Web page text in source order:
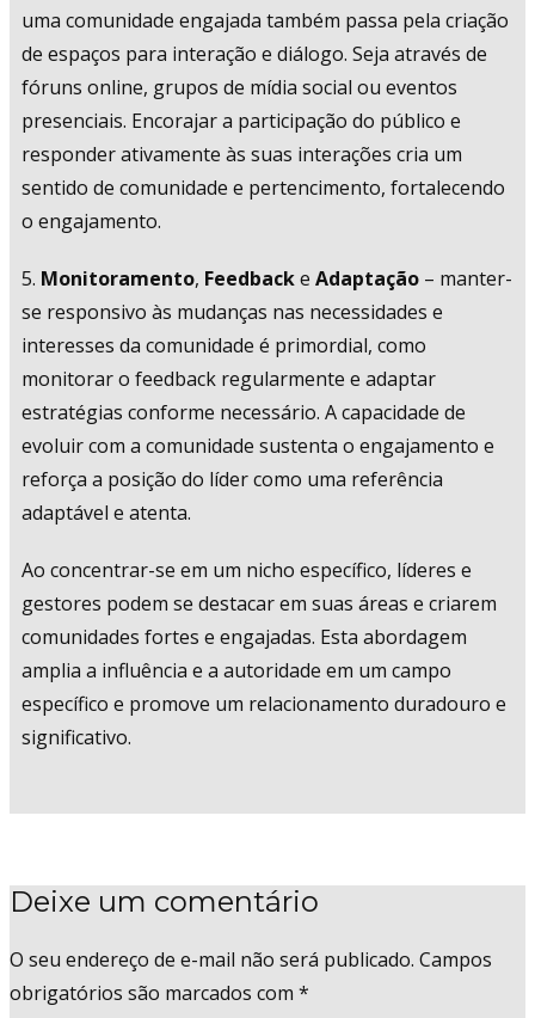
uma comunidade engajada também passa pela criação
de espaços para interação e diálogo. Seja através de
fóruns online, grupos de mídia social ou eventos
presenciais. Encorajar a participação do público e
responder ativamente às suas interações cria um
sentido de comunidade e pertencimento, fortalecendo
o engajamento.
5. Monitoramento, Feedbacke Adaptação – manter-
se responsivo às mudanças nas necessidades e
interesses da comunidade é primordial, como
monitorar o feedback regularmente e adaptar
estratégias conforme necessário. A capacidade de
evoluir com a comunidade sustenta o engajamento e
reforça a posição do líder como uma referência
adaptável e atenta.
Ao concentrar-se em um nicho específico, líderes e
gestores podem se destacar em suas áreas e criarem
comunidades fortes e engajadas. Esta abordagem
amplia a influência e a autoridade em um campo
específico e promove um relacionamento duradouro e
significativo.
Deixe um comentário
O seu endereço de e-mail não será publicado. Campos
obrigatórios são marcados com *